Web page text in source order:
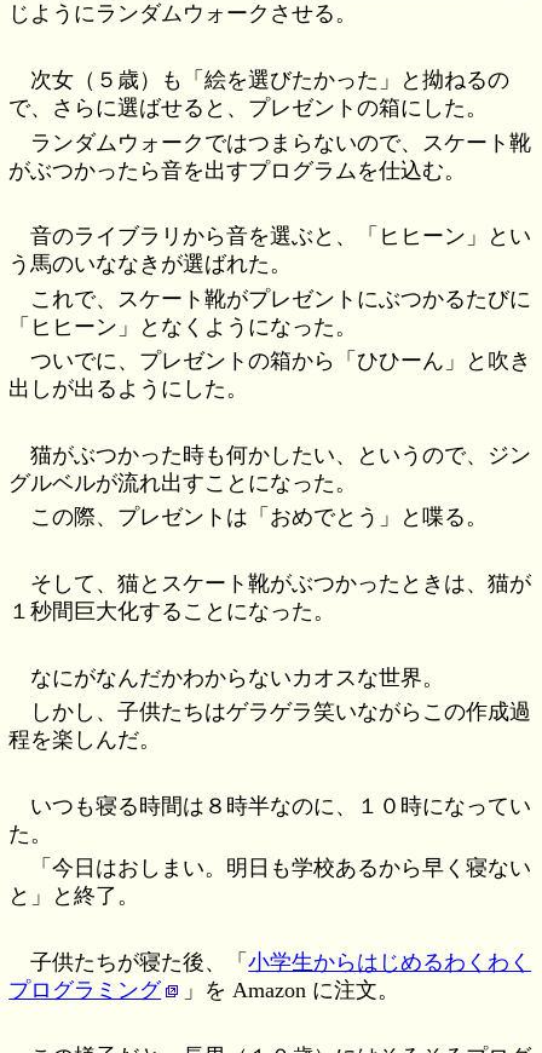
じようにランダムウォークさせる。
次女（５歳）も「絵を選びたかった」と拗ねるの
で、さらに選ばせると、プレゼントの箱にした。
ランダムウォークではつまらないので、スケート靴
がぶつかったら音を出すプログラムを仕込む。
音のライブラリから音を選ぶと、「ヒヒーン」とい
う馬のいななきが選ばれた。
これで、スケート靴がプレゼントにぶつかるたびに
「ヒヒーン」となくようになった。
ついでに、プレゼントの箱から「ひひーん」と吹き
出しが出るようにした。
猫がぶつかった時も何かしたい、というので、ジン
グルベルが流れ出すことになった。
この際、プレゼントは「おめでとう」と喋る。
そして、猫とスケート靴がぶつかったときは、猫が
１秒間巨大化することになった。
なにがなんだかわからないカオスな世界。
しかし、子供たちはゲラゲラ笑いながらこの作成過
程を楽しんだ。
いつも寝る時間は８時半なのに、１０時になってい
た。
「今日はおしまい。明日も学校あるから早く寝ない
と」と終了。
子供たちが寝た後、「小学生からはじめるわくわく
プログラミング
」を Amazon に注文。